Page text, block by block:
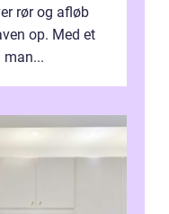
rør og afløb
op. Med et
man...